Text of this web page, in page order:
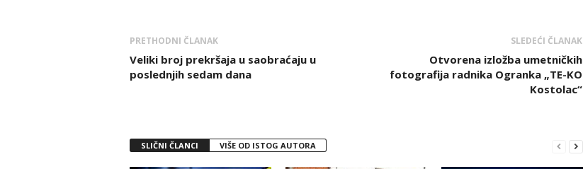
PRETHODNI ČLANAK
Veliki broj prekršaja u saobraćaju u
poslednjih sedam dana
SLEDEĆI ČLANAK
Otvorena izložba umetničkih
fotografija radnika Ogranka „TE-KO
Kostolac“
SLIČNI ČLANCI VIŠE OD ISTOG AUTORA